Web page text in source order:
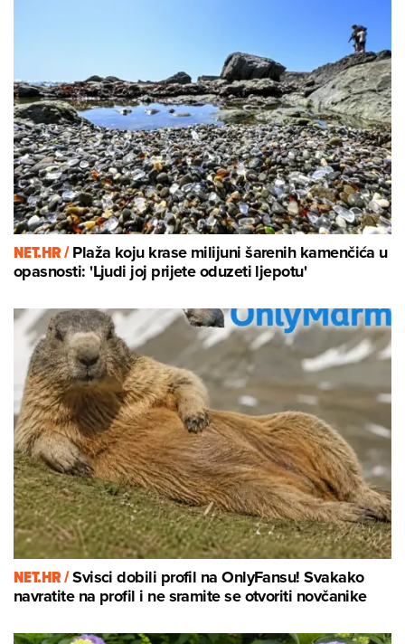
NET.HR /Plaža koju krase milijuni šarenih kamenčića u
opasnosti: 'Ljudi joj prijete oduzeti ljepotu'
NET.HR /Svisci dobili profil na OnlyFansu! Svakako
navratite na profil i ne sramite se otvoriti novčanike